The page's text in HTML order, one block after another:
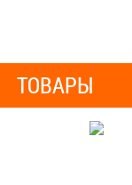
ТОВАРЫ